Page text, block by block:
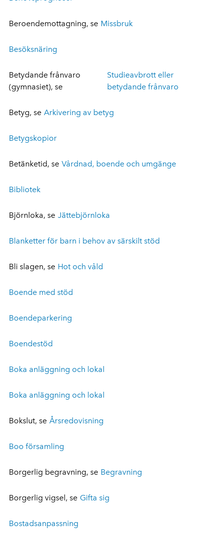
Beroendemottagning, se Missbruk
Besöksnäring
Betydande frånvaro
(gymnasiet), se
Studieavbrott eller
betydande frånvaro
Betyg, se Arkivering av betyg
Betygskopior
Betänketid, se Vårdnad, boende och umgänge
Bibliotek
Björnloka, se Jättebjörnloka
Blanketter för barn i behov av särskilt stöd
Bli slagen, se Hot och våld
Boende med stöd
Boendeparkering
Boendestöd
Boka anläggning och lokal
Boka anläggning och lokal
Bokslut, se Årsredovisning
Boo församling
Borgerlig begravning, se Begravning
Borgerlig vigsel, se Gifta sig
Bostadsanpassning